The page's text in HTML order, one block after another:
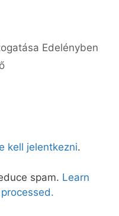
Edelényben
kell jelentkezni.
spam. Learn